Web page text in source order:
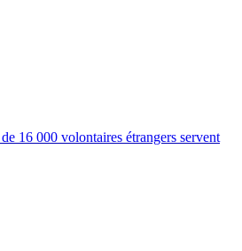
16 000 volontaires étrangers servent